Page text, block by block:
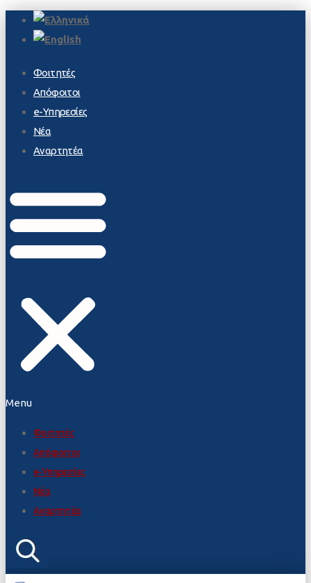
Φοιτητές
Απόφοιτοι
e-Υπηρεσίες
Νέα
Αναρτητέα
Menu
Φοιτητές
Απόφοιτοι
e-Υπηρεσίες
Νέα
Αναρτητέα